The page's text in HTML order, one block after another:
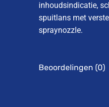
inhoudsindicatie,
spuitlans met
spraynozzle.
Beoordelingen (0)